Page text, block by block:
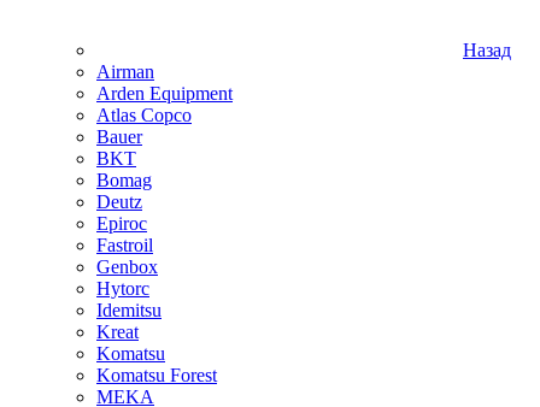
Назад
Airman
Arden Equipment
Atlas Сopco
Bauer
BKT
Bomag
Deutz
Epiroc
Fastroil
Genbox
Hytorc
Idemitsu
Kreat
Komatsu
Komatsu Forest
MEKA